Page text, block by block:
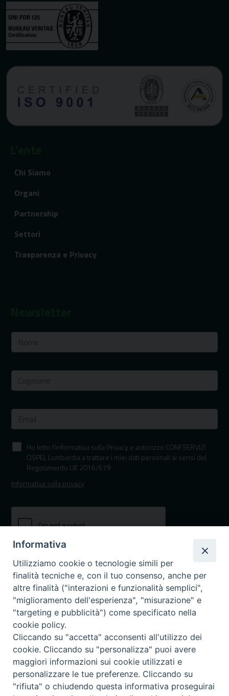
Chi Siamo
Organi
Partnership
Settori
Trasparenza e Privacy
Ho letto l'informativa sulla Privacy e autorizzo CONFSERVIZI
CISPEL Lombardia a trattare i miei dati personali ai sensi del
Regolamento UE 2016/679 *
Informativa sulla privacy
I nostri canali social
Informativa
Utilizziamo cookie o tecnologie simili per
finalità tecniche e, con il tuo consenso, anche per
altre finalità ("interazioni e funzionalità semplici",
"miglioramento dell'esperienza", "misurazione" e
"targeting e pubblicità") come specificato nella
cookie policy.
Cliccando su "accetta" acconsenti all'utilizzo dei
cookie. Cliccando su "personalizza" puoi avere
maggiori informazioni sui cookie utilizzati e
personalizzare le tue preferenze. Cliccando su
"rifiuta" o chiudendo questa informativa proseguirai